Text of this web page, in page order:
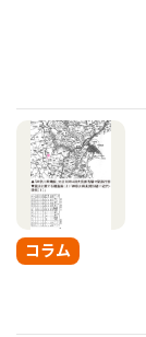
コラム